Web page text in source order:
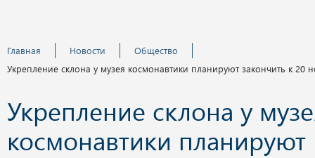
Главная Новости
Общество
Укрепление склона у музея космонавтики планируют закончить к 20
Укрепление склона у
космонавтики планируют